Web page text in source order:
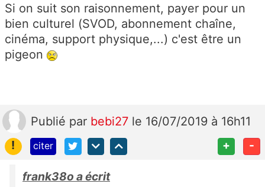
Si on suit son raisonnement, payer pour un
bien culturel (SVOD, abonnement chaîne,
cinéma, support physique,...) c'est être un
pigeon
Publié par bebi27 le 16/07/2019 à 16h11
!
citer + -
frank38o a écrit